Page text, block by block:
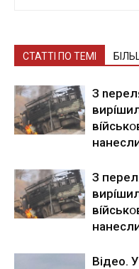
СТАТТІ ПО ТЕМІ
З
З
Вiдeo.